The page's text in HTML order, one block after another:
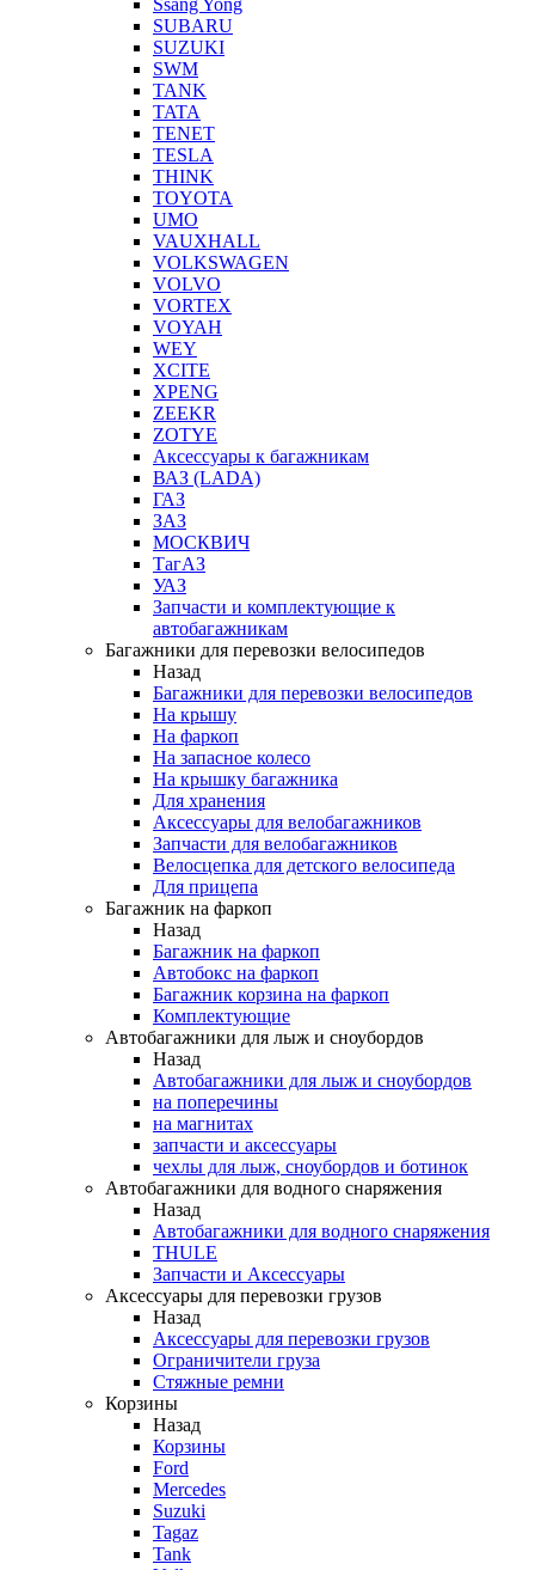
Ssang Yong
SUBARU
SUZUKI
SWM
TANK
TATA
TENET
TESLA
THINK
TOYOTA
UMO
VAUXHALL
VOLKSWAGEN
VOLVO
VORTEX
VOYAH
WEY
XCITE
XPENG
ZEEKR
ZOTYE
Аксессуары к багажникам
ВАЗ (LADA)
ГАЗ
ЗАЗ
МОСКВИЧ
ТагАЗ
УАЗ
Запчасти и комплектующие к
автобагажникам
Багажники для перевозки велосипедов
Назад
Багажники для перевозки велосипедов
На крышу
На фаркоп
На запасное колесо
На крышку багажника
Для хранения
Аксессуары для велобагажников
Запчасти для велобагажников
Велосцепка для детского велосипеда
Для прицепа
Багажник на фаркоп
Назад
Багажник на фаркоп
Автобокс на фаркоп
Багажник корзина на фаркоп
Комплектующие
Автобагажники для лыж и сноубордов
Назад
Автобагажники для лыж и сноубордов
на поперечины
на магнитах
запчасти и аксессуары
чехлы для лыж, сноубордов и ботинок
Автобагажники для водного снаряжения
Назад
Автобагажники для водного снаряжения
THULE
Запчасти и Аксессуары
Аксессуары для перевозки грузов
Назад
Аксессуары для перевозки грузов
Ограничители груза
Стяжные ремни
Корзины
Назад
Корзины
Ford
Mercedes
Suzuki
Tagaz
Tank